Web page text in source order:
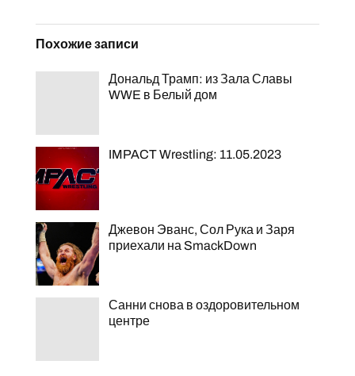
Похожие записи
Дональд Трамп: из Зала Славы
WWE в Белый дом
IMPACT Wrestling: 11.05.2023
Джевон Эванс, Сол Рука и Заря
приехали на SmackDown
Санни снова в оздоровительном
центре